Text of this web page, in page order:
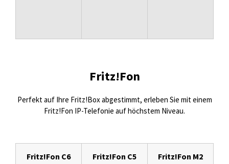
Fritz!Fon
Perfekt auf Ihre Fritz!Box abgestimmt, erleben Sie mit einem
Fritz!Fon IP-Telefonie auf höchstem Niveau.
Fritz!Fon C6 Fritz!Fon C5 Fritz!Fon M2